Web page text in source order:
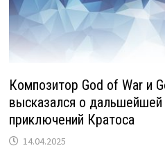
Композитор God of War и
высказался о дальшейшей
приключений Кратоса
14.04.2025